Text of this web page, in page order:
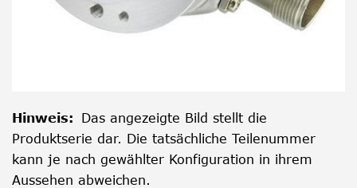
Hinweis: Das angezeigte Bild stellt die
Produktserie dar. Die tatsächliche Teilenummer
kann je nach gewählter Konfiguration in ihrem
Aussehen abweichen.